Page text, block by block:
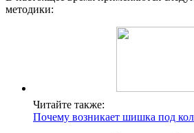
методики:
Читайте также:
Почему возникает шишка под